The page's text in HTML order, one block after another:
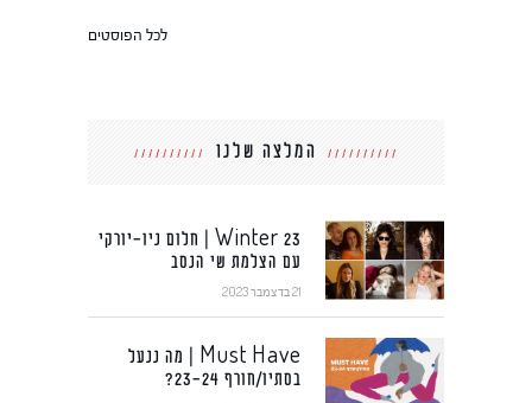
לכל הפוסטים
המלצה שלנו
Winter 23 | חלום ניו-יורקי
עם הצלמת שי הנסב
21 בדצמבר 2023
Must Have | מה ננעל
בסתיו/חורף 23-24?